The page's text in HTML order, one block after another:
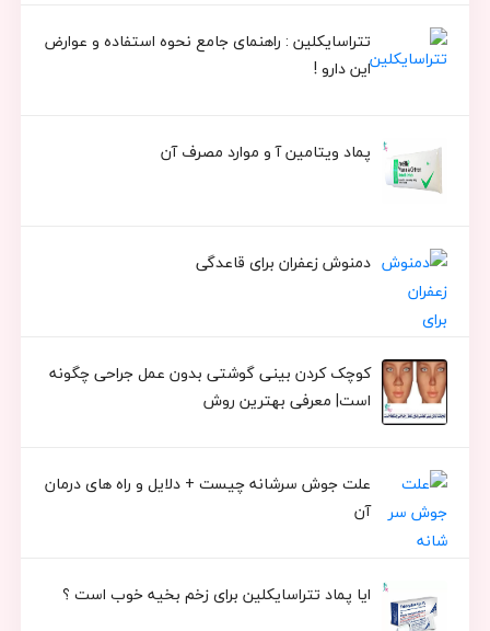
تتراسایکلین : راهنمای جامع نحوه استفاده و عوارض
این دارو !
پماد ویتامین آ و موارد مصرف آن
دمنوش زعفران برای قاعدگی
کوچک کردن بینی گوشتی بدون عمل جراحی چگونه
است| معرفی بهترین روش
علت جوش سرشانه چیست + دلایل و راه های درمان
آن
ایا پماد تتراسایکلین برای زخم بخیه خوب است ؟